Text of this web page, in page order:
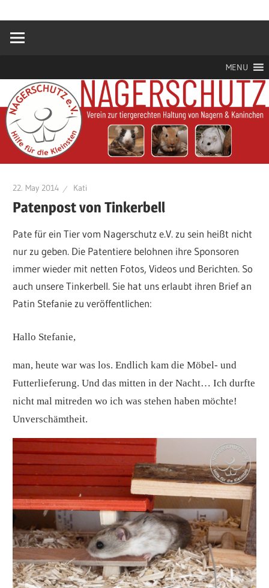
springen
Nagerschutz
für
MENU
22. May 2014 Kati
Patenpost von Tinkerbell
Pate für ein Tier vom Nagerschutz e.V. zu sein heißt nicht
nur zu geben. Die Patentiere belohnen ihre Sponsoren
immer wieder mit netten Fotos, Videos und Berichten. So
auch unsere Tinkerbell. Sie hat uns erlaubt ihren Brief an
Patin Stefanie zu veröffentlichen:
Hallo Stefanie,
man, heute war was los. Endlich kam die Möbel- und
Futterlieferung. Und das mitten in der Nacht… Ich durfte
nicht mal mitreden wo ich was stehen haben möchte!
Unverschämtheit.